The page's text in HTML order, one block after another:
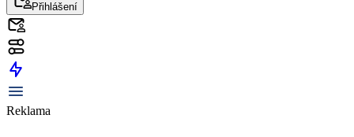
Přihlášení
Reklama